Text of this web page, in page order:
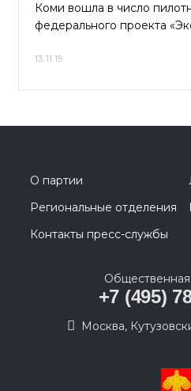
Коми вошла в число
федерального проекта
13.11.19
О партии
Региональные отделения
Контакты пресс-службы
+7 (495)
Москва,